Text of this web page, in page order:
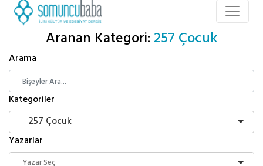
Aranan Kategori: 257 Çocuk
Arama
Kategoriler
257 Çocuk
Yazarlar